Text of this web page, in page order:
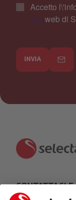
Accetto
sito web di
INVIA
CONTATTACI